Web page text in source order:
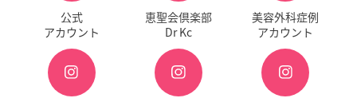
公式
アカウント
恵聖会倶楽部
Dr Kc
美容外科症例
アカウント